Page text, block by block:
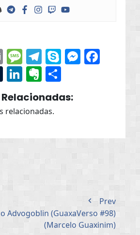
EmailMessage
Telegram
Skype
Tumblr
LinkedIn
Evernote
relacionadas.
Prev
Advogoblin (GuaxaVerso #98)
(Marcelo Guaxinim)